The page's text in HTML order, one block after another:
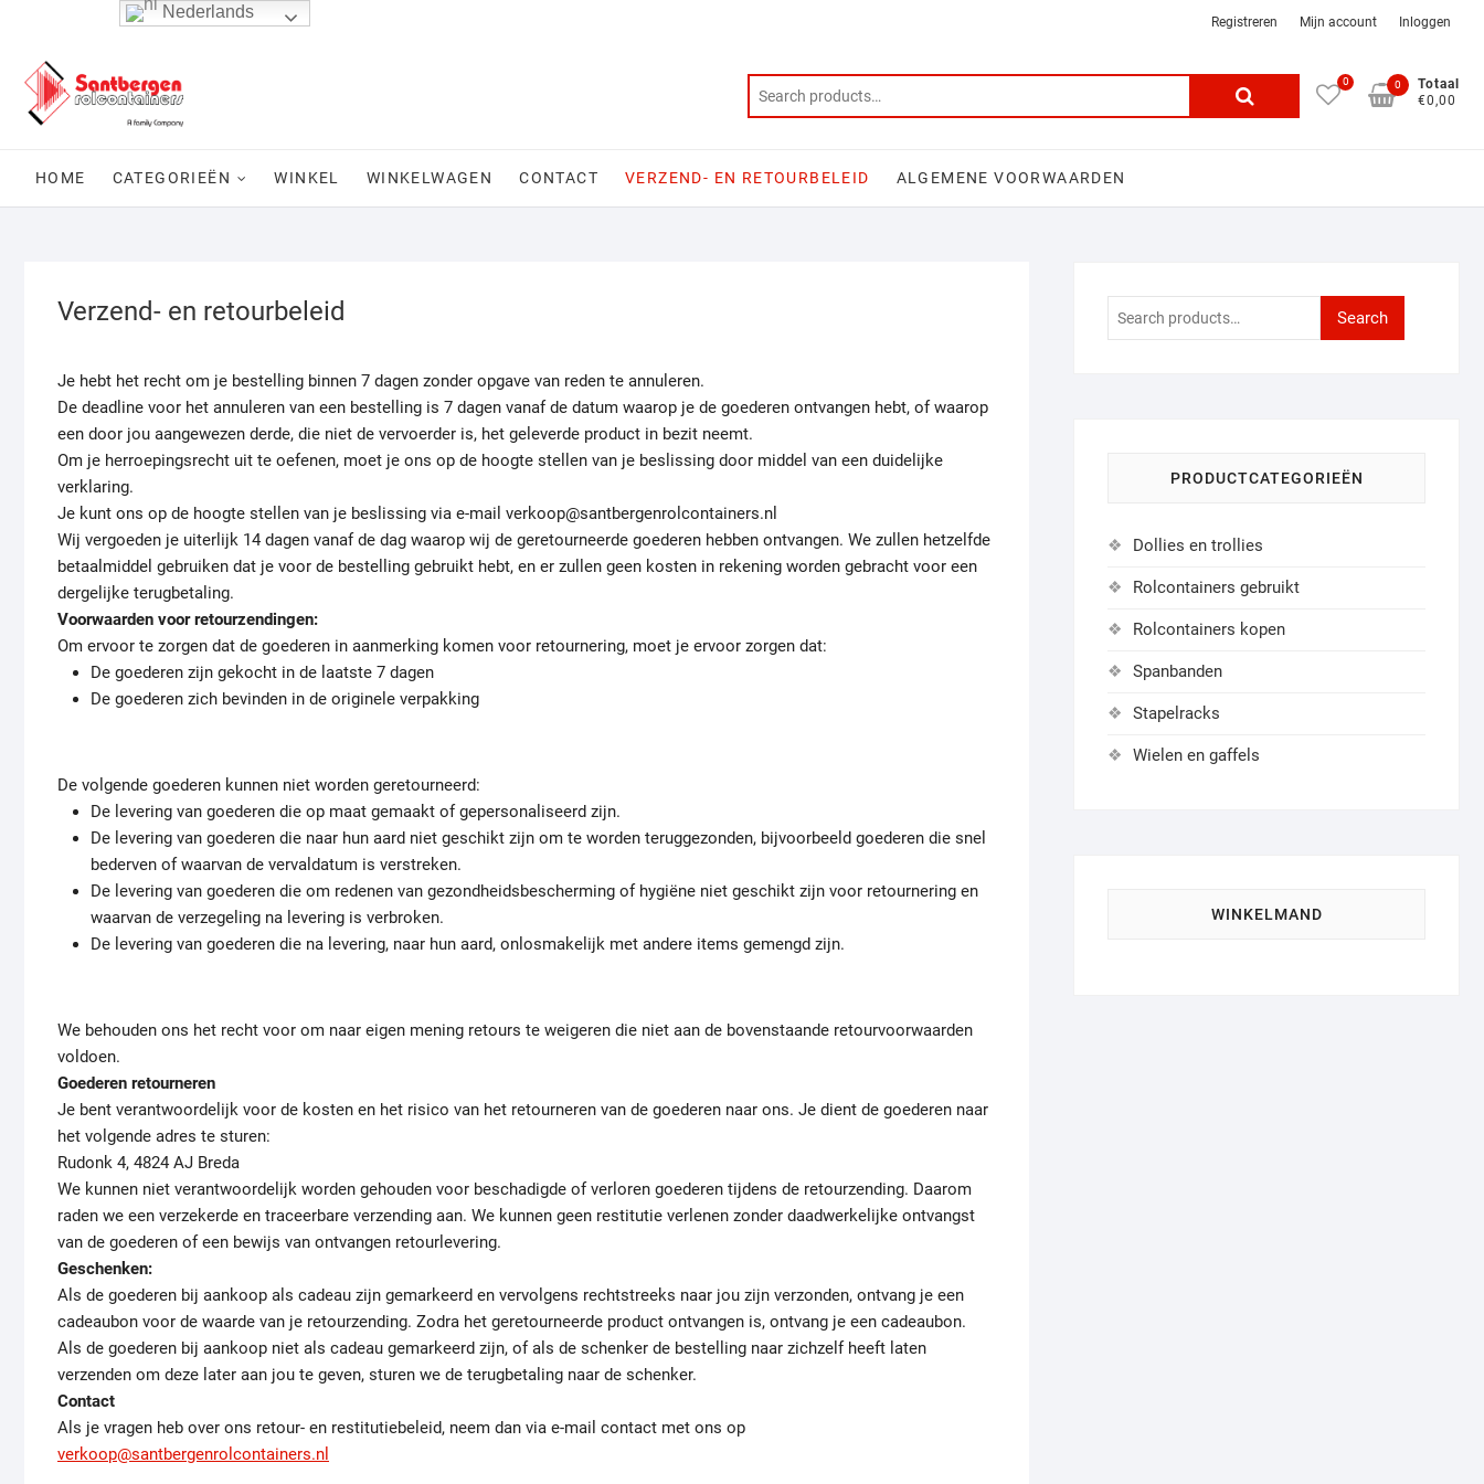
inhoud
Registreren Mijn account Inloggen
Search
0
Totaal
€0,00
0
HOME CATEGORIEËN WINKEL WINKELWAGEN CONTACT VERZEND- EN RETOURBELEID ALGEMENE VOORWAARDEN
Verzend- en retourbeleid
Je hebt het recht om je bestelling binnen 7 dagen zonder opgave van reden te annuleren.
De deadline voor het annuleren van een bestelling is 7 dagen vanaf de datum waarop je de goederen ontvangen hebt, of waarop
een door jou aangewezen derde, die niet de vervoerder is, het geleverde product in bezit neemt.
Om je herroepingsrecht uit te oefenen, moet je ons op de hoogte stellen van je beslissing door middel van een duidelijke
verklaring.
Je kunt ons op de hoogte stellen van je beslissing via e-mail verkoop@santbergenrolcontainers.nl
Wij vergoeden je uiterlijk 14 dagen vanaf de dag waarop wij de geretourneerde goederen hebben ontvangen. We zullen hetzelfde
betaalmiddel gebruiken dat je voor de bestelling gebruikt hebt, en er zullen geen kosten in rekening worden gebracht voor een
dergelijke terugbetaling.
Voorwaarden voor retourzendingen:
Om ervoor te zorgen dat de goederen in aanmerking komen voor retournering, moet je ervoor zorgen dat:
De goederen zijn gekocht in de laatste 7 dagen
De goederen zich bevinden in de originele verpakking
De volgende goederen kunnen niet worden geretourneerd:
De levering van goederen die op maat gemaakt of gepersonaliseerd zijn.
De levering van goederen die naar hun aard niet geschikt zijn om te worden teruggezonden, bijvoorbeeld goederen die snel
bederven of waarvan de vervaldatum is verstreken.
De levering van goederen die om redenen van gezondheidsbescherming of hygiëne niet geschikt zijn voor retournering en
waarvan de verzegeling na levering is verbroken.
De levering van goederen die na levering, naar hun aard, onlosmakelijk met andere items gemengd zijn.
We behouden ons het recht voor om naar eigen mening retours te weigeren die niet aan de bovenstaande retourvoorwaarden
voldoen.
Goederen retourneren
Je bent verantwoordelijk voor de kosten en het risico van het retourneren van de goederen naar ons. Je dient de goederen naar
het volgende adres te sturen:
Rudonk 4, 4824 AJ Breda
We kunnen niet verantwoordelijk worden gehouden voor beschadigde of verloren goederen tijdens de retourzending. Daarom
raden we een verzekerde en traceerbare verzending aan. We kunnen geen restitutie verlenen zonder daadwerkelijke ontvangst
van de goederen of een bewijs van ontvangen retourlevering.
Geschenken:
Als de goederen bij aankoop als cadeau zijn gemarkeerd en vervolgens rechtstreeks naar jou zijn verzonden, ontvang je een
cadeaubon voor de waarde van je retourzending. Zodra het geretourneerde product ontvangen is, ontvang je een cadeaubon.
Als de goederen bij aankoop niet als cadeau gemarkeerd zijn, of als de schenker de bestelling naar zichzelf heeft laten
verzenden om deze later aan jou te geven, sturen we de terugbetaling naar de schenker.
Contact
Als je vragen heb over ons retour- en restitutiebeleid, neem dan via e-mail contact met ons op
verkoop@santbergenrolcontainers.nl
Search
Search
PRODUCTCATEGORIEËN
Dollies en trollies
Rolcontainers gebruikt
Rolcontainers kopen
Spanbanden
Stapelracks
Wielen en gaffels
WINKELMAND
Nederlands